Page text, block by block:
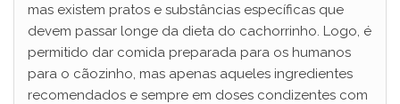
mas existem pratos e substâncias específicas que
devem passar longe da dieta do cachorrinho. Logo, é
permitido dar comida preparada para os humanos
para o cãozinho, mas apenas aqueles ingredientes
recomendados e sempre em doses condizentes com